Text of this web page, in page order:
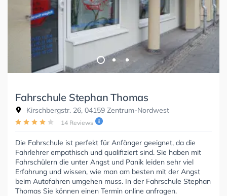
Fahrschule Stephan Thomas
Kirschbergstr. 26, 04159 Zentrum-Nordwest
14 Reviews
Die Fahrschule ist perfekt für Anfänger geeignet, da die
Fahrlehrer empathisch und qualifiziert sind. Sie haben mit
Fahrschülern die unter Angst und Panik leiden sehr viel
Erfahrung und wissen, wie man am besten mit der Angst
beim Autofahren umgehen muss. In der Fahrschule Stephan
Thomas Sie können einen Termin online anfragen.